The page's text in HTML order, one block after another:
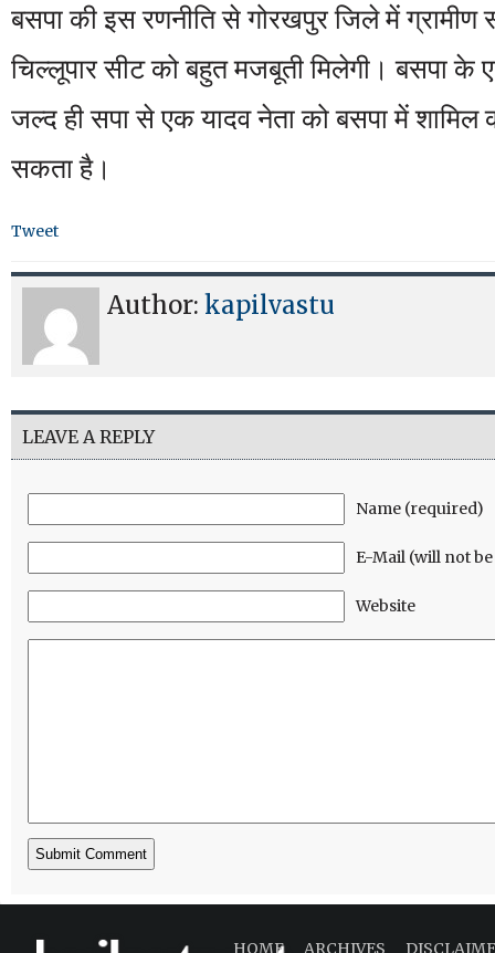
बसपा की इस रणनीति से गोरखपुर जिले में ग्रामीण
चिल्लूपार सीट को बहुत मजबूती मिलेगी। बसपा के
जल्द ही सपा से एक यादव नेता को बसपा में शामिल
सकता है।
Tweet
Author: kapilvastu
LEAVE A REPLY
Name (required)
E-Mail (will not
Website
HOME ARCHIVES